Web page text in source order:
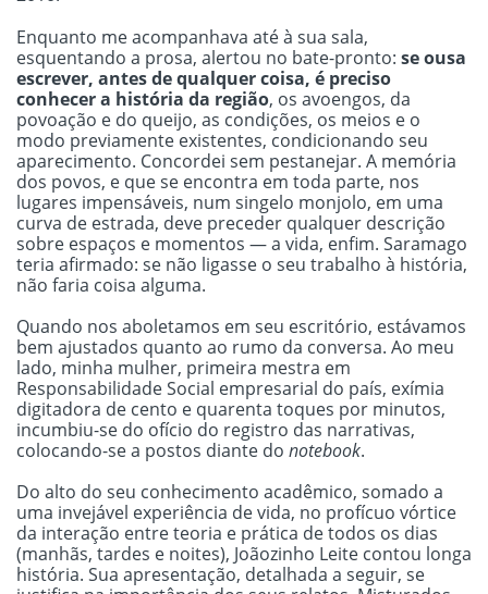
Enquanto me acompanhava até à sua sala,
esquentando a prosa, alertou no bate-pronto: se ousa
escrever, antes de qualquer coisa, é preciso
conhecer a história da região, os avoengos, da
povoação e do queijo, as condições, os meios e o
modo previamente existentes, condicionando seu
aparecimento. Concordei sem pestanejar. A memória
dos povos, e que se encontra em toda parte, nos
lugares impensáveis, num singelo monjolo, em uma
curva de estrada, deve preceder qualquer descrição
sobre espaços e momentos — a vida, enfim. Saramago
teria afirmado: se não ligasse o seu trabalho à história,
não faria coisa alguma.
Quando nos aboletamos em seu escritório, estávamos
bem ajustados quanto ao rumo da conversa. Ao meu
lado, minha mulher, primeira mestra em
Responsabilidade Social empresarial do país, exímia
digitadora de cento e quarenta toques por minutos,
incumbiu-se do ofício do registro das narrativas,
colocando-se a postos diante do notebook.
Do alto do seu conhecimento acadêmico, somado a
uma invejável experiência de vida, no profícuo vórtice
da interação entre teoria e prática de todos os dias
(manhãs, tardes e noites), Joãozinho Leite contou longa
história. Sua apresentação, detalhada a seguir, se